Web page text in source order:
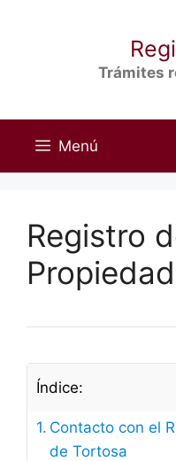
Trámites
Menú
Registro
Índice:
Contacto con el
de Tortosa